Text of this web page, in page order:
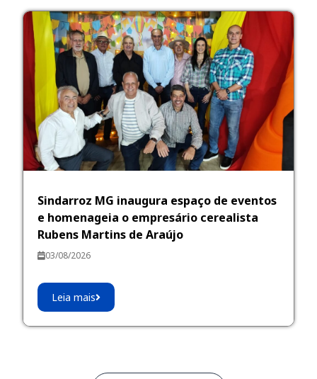
Sindarroz MG inaugura espaço de eventos
e homenageia o empresário cerealista
Rubens Martins de Araújo
03/08/2026
Leia mais